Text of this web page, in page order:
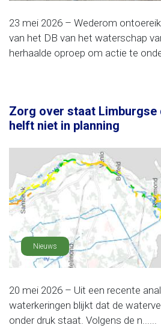
23 mei 2026 – Wederom
van het DB van het waterschap
herhaalde oproep om actie te
Zorg over staat Limburgse
helft niet in planning
Nieuws
20 mei 2026 – Uit een recente
waterkeringen blijkt dat de
onder druk staat. Volgens de n......